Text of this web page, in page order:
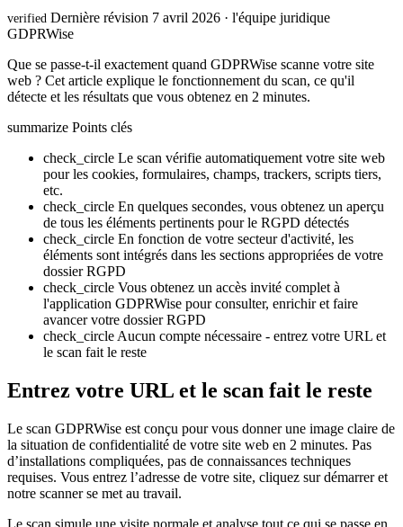
verified Dernière révision 7 avril 2026 · l'équipe juridique
GDPRWise
Que se passe-t-il exactement quand GDPRWise scanne votre site
web ? Cet article explique le fonctionnement du scan, ce qu'il
détecte et les résultats que vous obtenez en 2 minutes.
summarize Points clés
check_circle Le scan vérifie automatiquement votre site web
pour les cookies, formulaires, champs, trackers, scripts tiers,
etc.
check_circle En quelques secondes, vous obtenez un aperçu
de tous les éléments pertinents pour le RGPD détectés
check_circle En fonction de votre secteur d'activité, les
éléments sont intégrés dans les sections appropriées de votre
dossier RGPD
check_circle Vous obtenez un accès invité complet à
l'application GDPRWise pour consulter, enrichir et faire
avancer votre dossier RGPD
check_circle Aucun compte nécessaire - entrez votre URL et
le scan fait le reste
Entrez votre URL et le scan fait le reste
Le scan GDPRWise est conçu pour vous donner une image claire de
la situation de confidentialité de votre site web en 2 minutes. Pas
d’installations compliquées, pas de connaissances techniques
requises. Vous entrez l’adresse de votre site, cliquez sur démarrer et
notre scanner se met au travail.
Le scan simule une visite normale et analyse tout ce qui se passe en